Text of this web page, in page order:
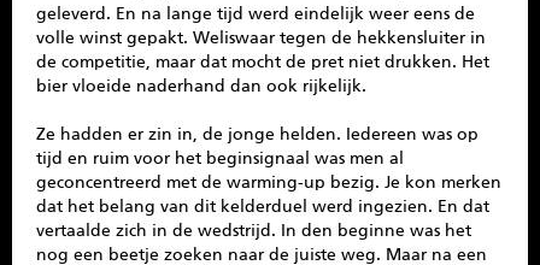
geleverd. En na lange tijd werd eindelijk weer eens de
volle winst gepakt. Weliswaar tegen de hekkensluiter in
de competitie, maar dat mocht de pret niet drukken. Het
bier vloeide naderhand dan ook rijkelijk.
Ze hadden er zin in, de jonge helden. Iedereen was op
tijd en ruim voor het beginsignaal was men al
geconcentreerd met de warming-up bezig. Je kon merken
dat het belang van dit kelderduel werd ingezien. En dat
vertaalde zich in de wedstrijd. In den beginne was het
nog een beetje zoeken naar de juiste weg. Maar na een